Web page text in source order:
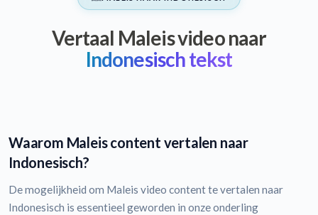
Vertaal Maleis video naar
Indonesisch tekst
Waarom Maleis content vertalen naar
Indonesisch?
De mogelijkheid om Maleis video content te vertalen naar
Indonesisch is essentieel geworden in onze onderling